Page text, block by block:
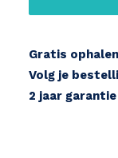
Gratis
Volg je
2 jaar garantie